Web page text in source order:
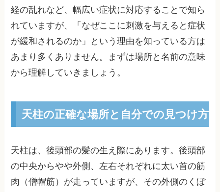
経の乱れなど、幅広い症状に対応することで知ら
れていますが、「なぜここに刺激を与えると症状
が緩和されるのか」という理由を知っている方は
あまり多くありません。まずは場所と名前の意味
から理解していきましょう。
天柱の正確な場所と自分での見つけ方
天柱は、後頭部の髪の生え際にあります。後頭部
の中央からやや外側、左右それぞれに太い首の筋
肉（僧帽筋）が走っていますが、その外側のくぼ